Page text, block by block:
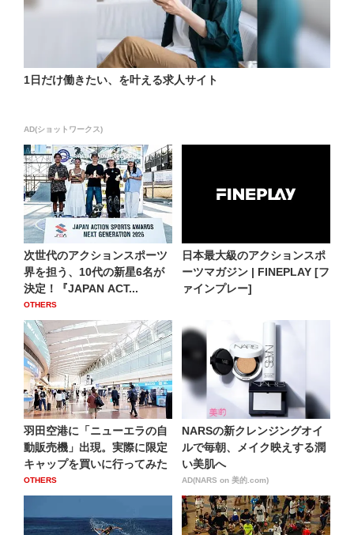
1日だけ働きたい、を叶える求人サイト
AD(ショットワークス)
次世代のアクションスポーツ
界を担う、10代の新星6名が
決定！『JAPAN ACT...
OTHERS
日本最大級のアクションスポ
ーツマガジン | FINEPLAY [フ
ァインプレー]
羽田空港に「ニューエラの自
動販売機」出現。実際に限定
キャップを買いに行ってみた
OTHERS
NARSの新クレンジングオイ
ルで毎朝、メイク映えする潤
い美肌へ
AD(NARS on 美的.com)